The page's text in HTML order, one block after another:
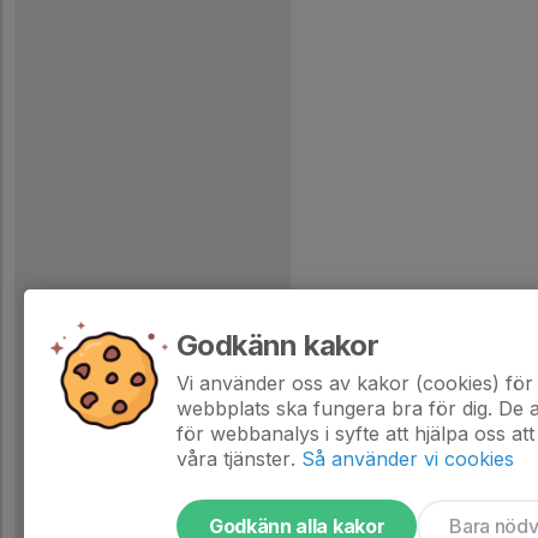
Godkänn kakor
Vi använder oss av kakor (cookies)
webbplats ska fungera bra för dig. De
för webbanalys i syfte att hjälpa oss
våra tjänster. Så använder vi cookies
Godkänn alla kakor Bara